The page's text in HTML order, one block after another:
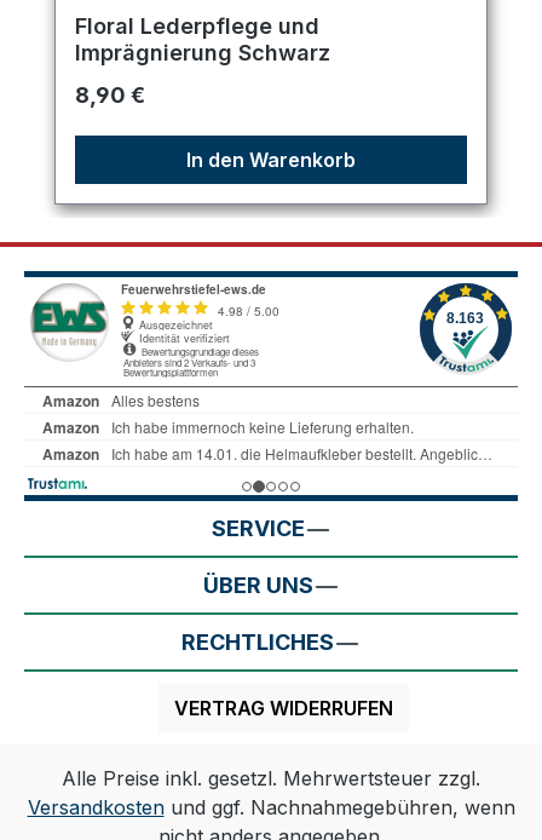
Durchschnittliche Bewertung von 5 von 5 Sternen
Floral Lederpflege und
Imprägnierung Schwarz
Regulärer Preis:
8,90 €
In den Warenkorb
SERVICE
ÜBER UNS
RECHTLICHES
VERTRAG WIDERRUFEN
Alle Preise inkl. gesetzl. Mehrwertsteuer zzgl.
Versandkostenund ggf. Nachnahmegebühren, wenn